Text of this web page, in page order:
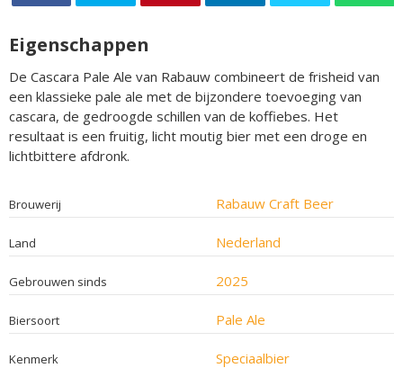
Eigenschappen
De Cascara Pale Ale van Rabauw combineert de frisheid van
een klassieke pale ale met de bijzondere toevoeging van
cascara, de gedroogde schillen van de koffiebes. Het
resultaat is een fruitig, licht moutig bier met een droge en
lichtbittere afdronk.
Brouwerij Rabauw Craft Beer
Land Nederland
Gebrouwen sinds 2025
Biersoort Pale Ale
Kenmerk Speciaalbier